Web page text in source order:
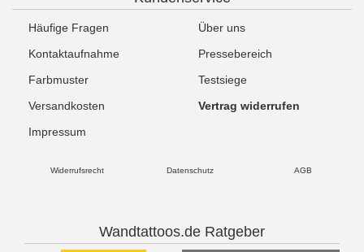
Häufige Fragen
Über uns
Kontaktaufnahme
Pressebereich
Farbmuster
Testsiege
Versandkosten
Vertrag widerrufen
Impressum
Widerrufsrecht Datenschutz AGB
Wandtattoos.de Ratgeber